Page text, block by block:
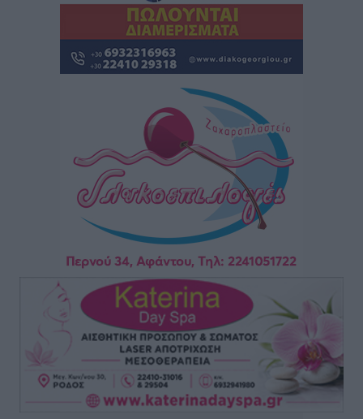
Τοπικές Ειδήσεις• πριν 7 ώρες
Ρόδος: «Βουλιάζει» από τουρίστες – Πάνω από 1 εκατ.
επιβάτες και 55 κρουαζιερόπλοια
Γ’ Εθνική Κατηγορία: Οι ημερομηνίες των
αγωνιστικών της κανονικής περιόδου
πριν 12 ώρες
Συνελήφθησαν δύο άτομα στην Κάρπαθο για άγρα
Τοπικές Ειδήσεις• πριν 13 ώρες
Χωρίς υποχρεωτική παρουσία μικρών στη 12άδα
Αθλητικά πριν 13 ώρες
Ο Πελεκάνος, οι ανεμογεννήτριες και μια κοινότητα
που κανείς δεν ρώτησε
Δημο-Κρίσεις• πριν 13 ώρες